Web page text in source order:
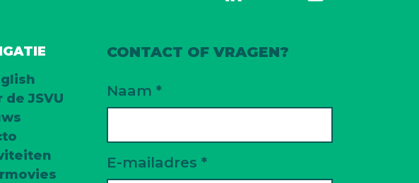
de JSVU
CONTACT OF VRAGEN?
Naam *
E-mailadres *